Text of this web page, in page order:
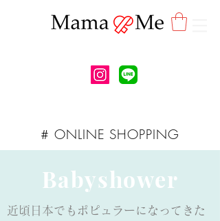
# ONLINE SHOPPING
Babyshower
近頃日本でもポピュラーになってきた